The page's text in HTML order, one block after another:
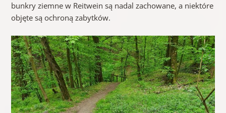
bunkry ziemne w Reitwein są nadal zachowane, a niektóre
objęte są ochroną zabytków.